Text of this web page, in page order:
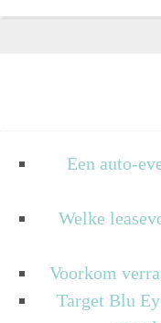
Een auto-
Welke
Voorkom
Target Blu